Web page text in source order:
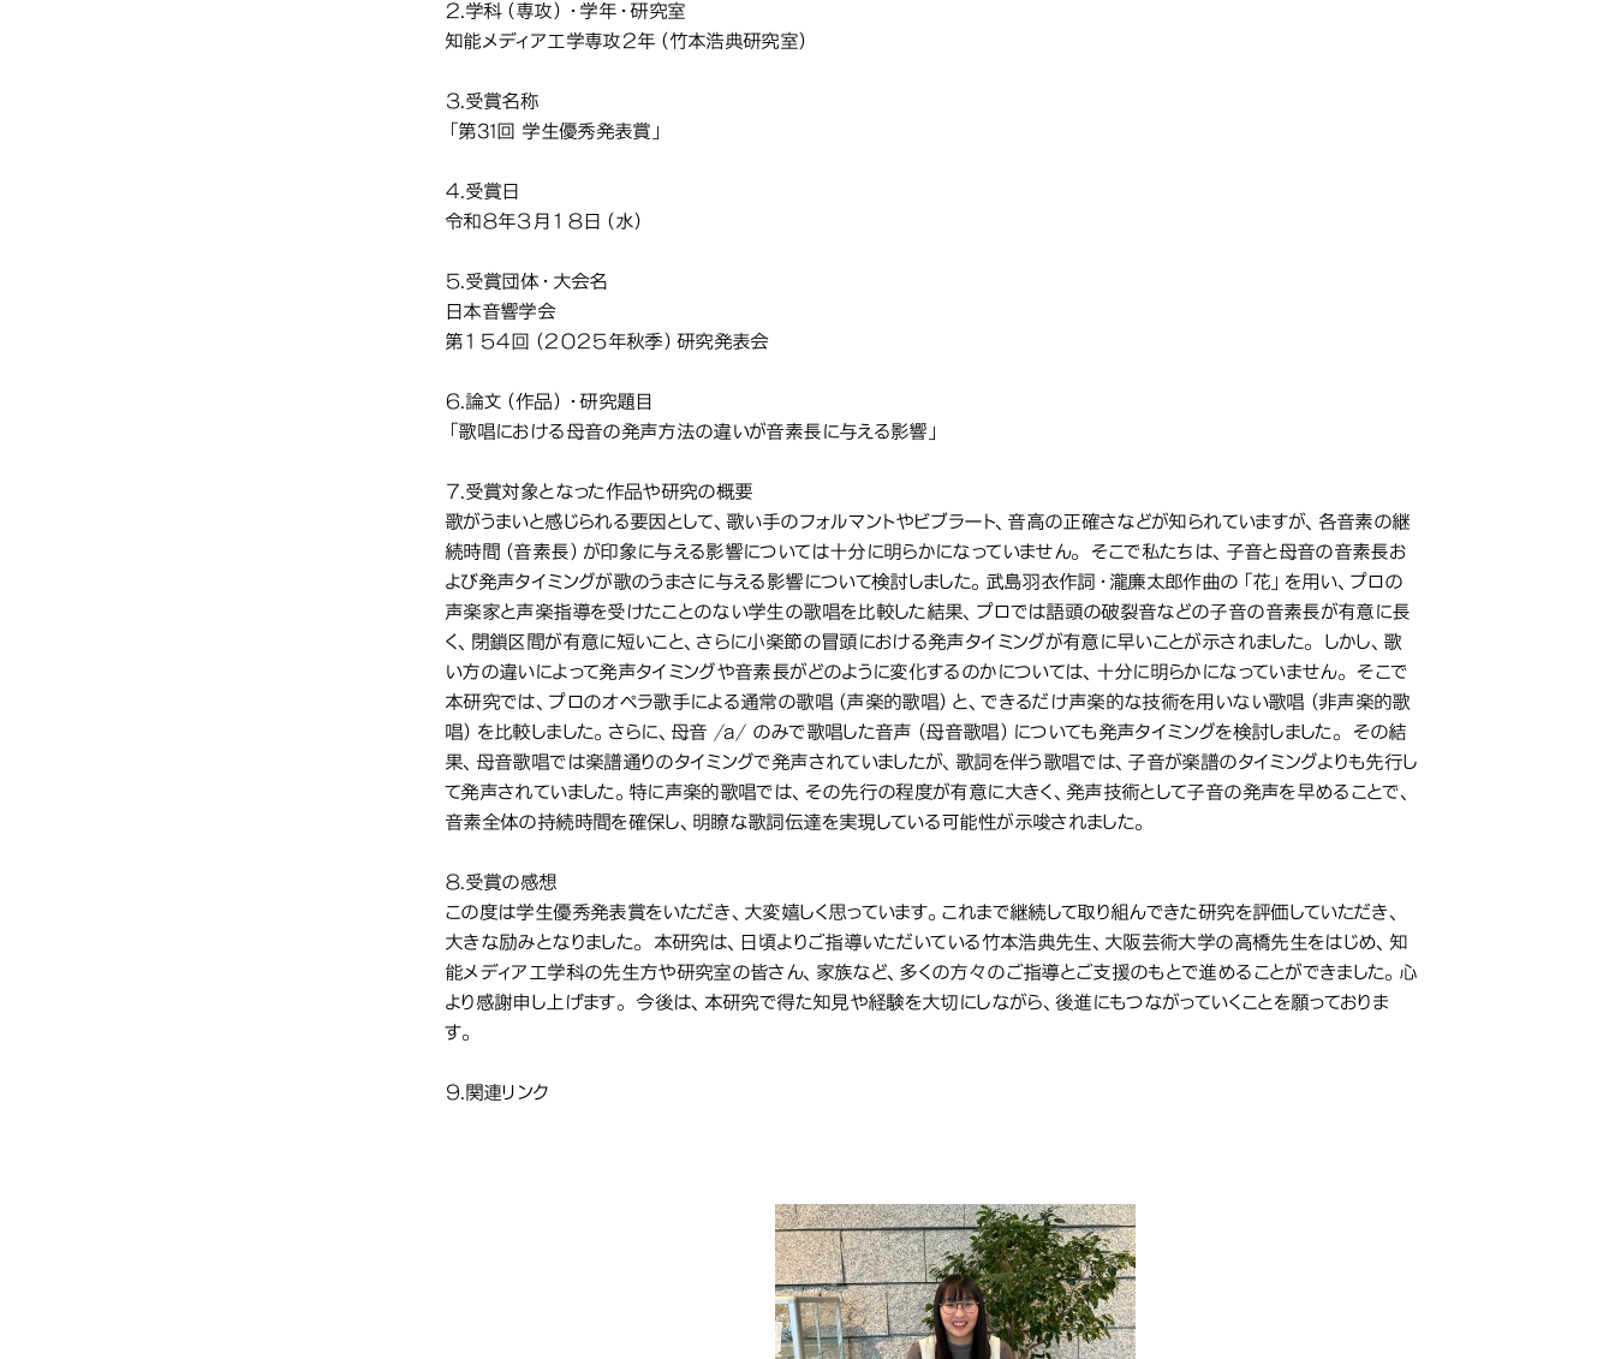
２.学科（専攻）・学年・研究室
知能メディア工学専攻２年（竹本浩典研究室）
３.受賞名称
「第31回 学生優秀発表賞」
４.受賞日
令和８年３月１８日（水）
５.受賞団体・大会名
日本音響学会
第１５４回（２０２５年秋季）研究発表会
６.論文（作品）・研究題目
「歌唱における母音の発声方法の違いが音素長に与える影響」
７.受賞対象となった作品や研究の概要
歌がうまいと感じられる要因として、歌い手のフォルマントやビブラート、音高の正確さなどが知られていますが、各音素の継
続時間（音素長）が印象に与える影響については十分に明らかになっていません。 そこで私たちは、子音と母音の音素長お
よび発声タイミングが歌のうまさに与える影響について検討しました。武島羽衣作詞・瀧廉太郎作曲の「花」を用い、プロの
声楽家と声楽指導を受けたことのない学生の歌唱を比較した結果、プロでは語頭の破裂音などの子音の音素長が有意に長
く、閉鎖区間が有意に短いこと、さらに小楽節の冒頭における発声タイミングが有意に早いことが示されました。 しかし、歌
い方の違いによって発声タイミングや音素長がどのように変化するのかについては、十分に明らかになっていません。 そこで
本研究では、プロのオペラ歌手による通常の歌唱（声楽的歌唱）と、できるだけ声楽的な技術を用いない歌唱（非声楽的歌
唱）を比較しました。さらに、母音 /a/ のみで歌唱した音声（母音歌唱）についても発声タイミングを検討しました。 その結
果、母音歌唱では楽譜通りのタイミングで発声されていましたが、歌詞を伴う歌唱では、子音が楽譜のタイミングよりも先行し
て発声されていました。特に声楽的歌唱では、その先行の程度が有意に大きく、発声技術として子音の発声を早めることで、
音素全体の持続時間を確保し、明瞭な歌詞伝達を実現している可能性が示唆されました。
８.受賞の感想
この度は学生優秀発表賞をいただき、大変嬉しく思っています。これまで継続して取り組んできた研究を評価していただき、
大きな励みとなりました。 本研究は、日頃よりご指導いただいている竹本浩典先生、大阪芸術大学の高橋先生をはじめ、知
能メディア工学科の先生方や研究室の皆さん、家族など、多くの方々のご指導とご支援のもとで進めることができました。心
より感謝申し上げます。 今後は、本研究で得た知見や経験を大切にしながら、後進にもつながっていくことを願っておりま
す。
９.関連リンク